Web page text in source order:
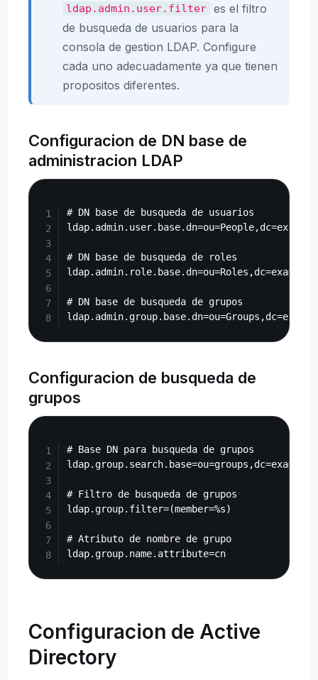
ldap.admin.user.filter es el filtro
de busqueda de usuarios para la
consola de gestion LDAP. Configure
cada uno adecuadamente ya que tienen
propositos diferentes.
Configuracion de DN base de
administracion LDAP
# DN base de busqueda de usuarios
# DN base de busqueda de roles
# DN base de busqueda de grupos
Configuracion de busqueda de
grupos
# Base DN para busqueda de grupos
# Filtro de busqueda de grupos
ldap.group.filter=(member=%s)
# Atributo de nombre de grupo
Configuracion de Active
Directory